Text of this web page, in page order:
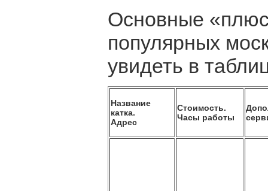
Основные
популярных
увидеть в
Название
катка.
Адрес
Стоимость.
Часы работы